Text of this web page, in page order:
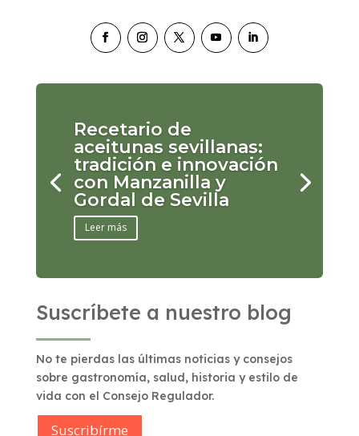
Recetario de
aceitunas sevillanas:
tradición e innovación
con Manzanilla y
Gordal de Sevilla
Leer más
Suscríbete a nuestro blog
No te pierdas las últimas noticias y consejos
sobre gastronomía, salud, historia y estilo de
vida con el Consejo Regulador.
Suscribírme